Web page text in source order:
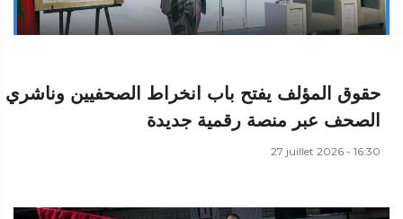
حقوق المؤلف يفتح باب انخراط الصحفيين وناشري
الصحف عبر منصة رقمية جديدة
27 juillet 2026 - 16:30